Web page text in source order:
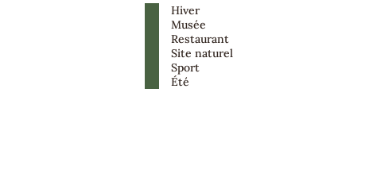
Hiver
Musée
Restaurant
Site naturel
Sport
Été